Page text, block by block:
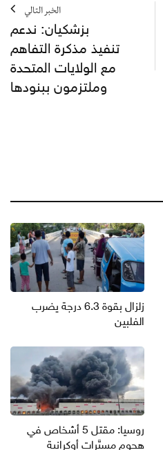
الخبر التالي
بزشكيان: ندعم
تنفيذ مذكرة التفاهم
مع الولايات المتحدة
وملتزمون ببنودها
زلزال بقوة 6.3 درجة يضرب
الفلبين
روسيا: مقتل 5 أشخاص في
هجوم مسيَّرات أوكرانية